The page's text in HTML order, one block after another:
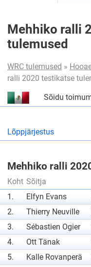
Mehhiko ralli
tulemused
WRC tulemused »
ralli 2020 testikatse
Sõidu
Lõppjärjestus
Mehhiko ralli
Koht Sõitja
1.
Elfyn Evans
2.
Thierry Neuville
3.
Sébastien Ogier
4.
Ott Tänak
5.
Kalle Rovanperä